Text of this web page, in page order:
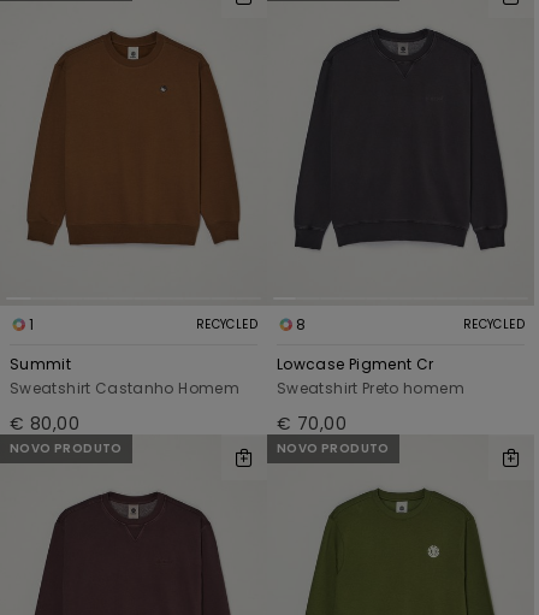
1 RECYCLED
Summit
Sweatshirt Castanho Homem
€ 80,00
8 RECYCLED
Lowcase Pigment Cr
Sweatshirt Preto homem
€ 70,00
NOVO PRODUTO NOVO PRODUTO